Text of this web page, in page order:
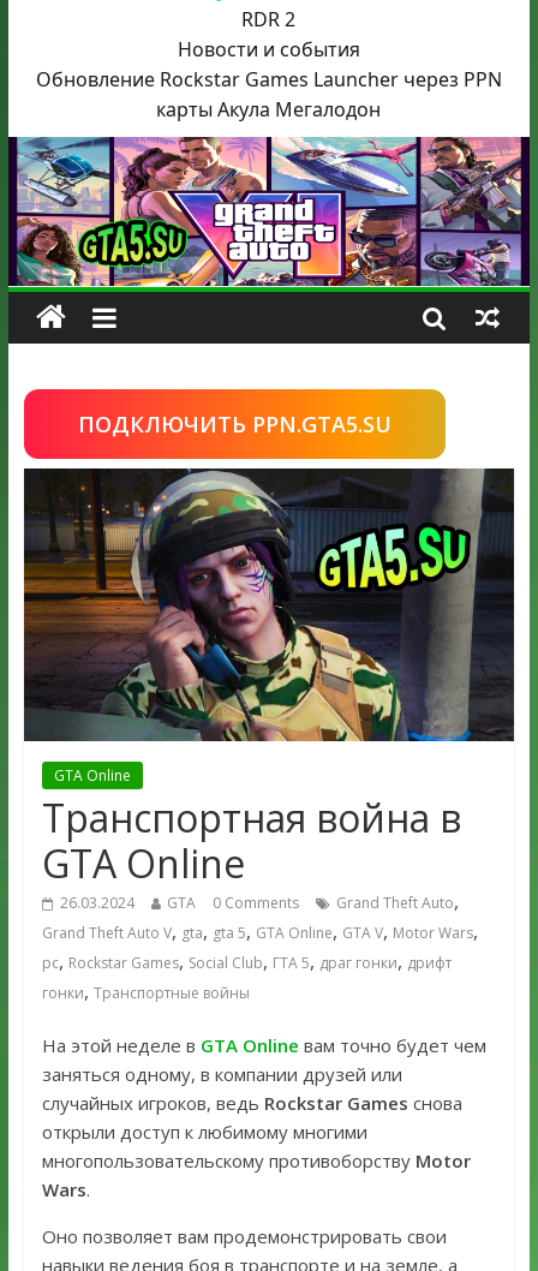
RDR 2
Новости и события
Обновление Rockstar Games Launcher через PPN
карты Акула Мегалодон
ПОДКЛЮЧИТЬ PPN.GTA5.SU
GTA Online
Транспортная война в
GTA Online
26.03.2024 GTA 0 Comments Grand Theft Auto,
Grand Theft Auto V, gta, gta 5, GTA Online, GTA V, Motor Wars,
pc, Rockstar Games, Social Club, ГТА 5, драг гонки, дрифт
гонки, Транспортные войны
На этой неделе в GTA Online вам точно будет чем
заняться одному, в компании друзей или
случайных игроков, ведь Rockstar Games снова
открыли доступ к любимому многими
многопользовательскому противоборству Motor
Wars.
Оно позволяет вам продемонстрировать свои
навыки ведения боя в транспорте и на земле, а